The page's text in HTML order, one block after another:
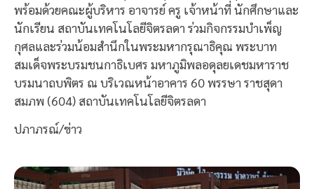
พร้อมด้วยคณะผู้บริหาร อาจารย์ ครู เจ้าหน้าที่ นักศึกษาและ
นักเรียน สถาบันเทคโนโลยีจิตรลดา ร่วมกิจกรรมบำเพ็ญ
กุศลและร่วมน้อมสำนึกในพระมหากรุณาธิคุณ พระบาท
สมเด็จพระบรมชนกาธิเบศร มหาภูมิพลอดุลยเดชมหาราช
บรมนาถบพิตร ณ บริเวณหน้าอาคาร 60 พรรษา ราชสุดา
สมภพ (604) สถาบันเทคโนโลยีจิตรลดา
ปภาภรณ์/ข่าว